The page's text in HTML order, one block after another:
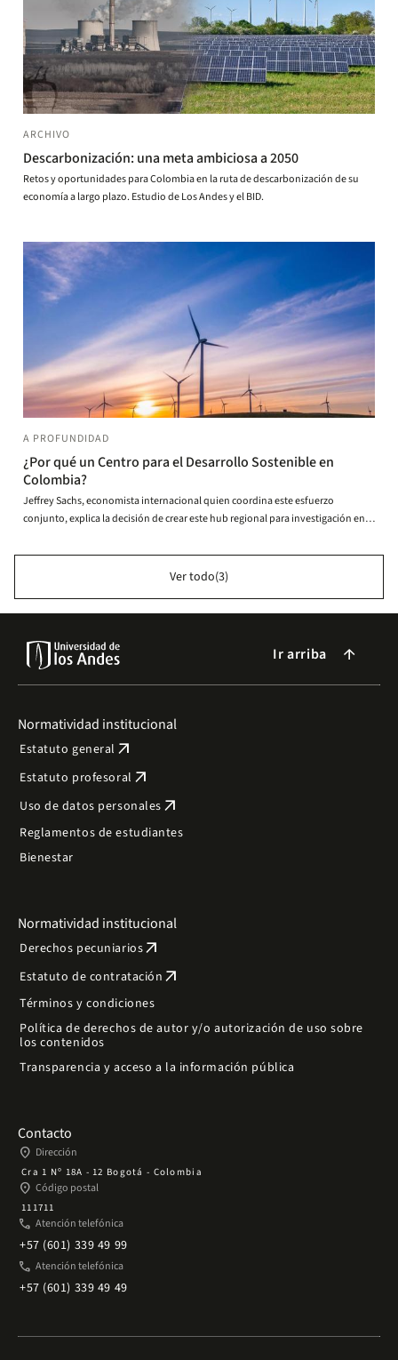
ARCHIVO
Descarbonización: una meta ambiciosa a 2050
Retos y oportunidades para Colombia en la ruta de descarbonización de su
economía a largo plazo. Estudio de Los Andes y el BID.
A PROFUNDIDAD
¿Por qué un Centro para el Desarrollo Sostenible en
Colombia?
Jeffrey Sachs, economista internacional quien coordina este esfuerzo
conjunto, explica la decisión de crear este hub regional para investigación en
Ver todo(3)
Ir arriba arrow_forward
Normatividad institucional
Estatuto general arrow_outward
Estatuto profesoral arrow_outward
Uso de datos personales arrow_outward
Reglamentos de estudiantes
Bienestar
Normatividad institucional
Derechos pecuniariosarrow_outward
Estatuto de contratación arrow_outward
Términos y condiciones
Política de derechos de autor y/o autorización de uso sobre
los contenidos
Transparencia y acceso a la información pública
Contacto
place Dirección
Cra 1 Nº 18A - 12 Bogotá - Colombia
place Código postal
111711
phone Atención telefónica
+57 (601) 339 49 99
phone Atención telefónica
+57 (601) 339 49 49